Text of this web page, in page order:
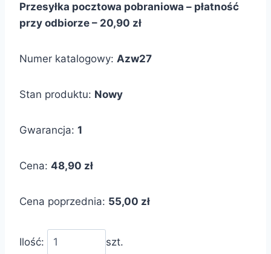
Przesyłka pocztowa pobraniowa – płatność
przy odbiorze – 20,90 zł
Numer katalogowy: Azw27
Stan produktu: Nowy
Gwarancja: 1
Cena: 48,90 zł
Cena poprzednia: 55,00 zł
Ilość:
szt.